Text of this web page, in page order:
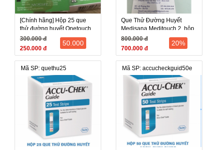
[Chính hãng] Hộp 25 que
thử đường huyết Onetouch
select plus, nhập khẩu chính
ngạch 1 hộp
300.000 đ
250.000 đ
50.000
Que Thử Đường Huyết
Medisana Meditouch 2, hộp
50 que chính hãng
800.000 đ
700.000 đ
20%
Mã SP: quethu25 Mã SP: accucheckguid50e